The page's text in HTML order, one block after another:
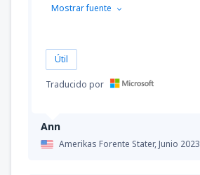
Ann
Amerikas Forente Stater,Junio 2023
Mostrar fuente
Útil
Traducido por